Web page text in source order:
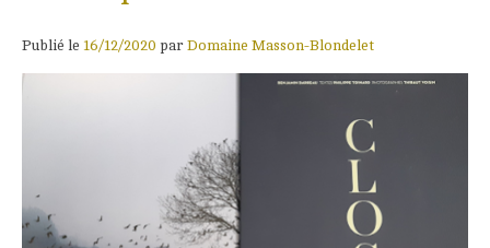
Publié le 16/12/2020 par Domaine Masson-Blondelet